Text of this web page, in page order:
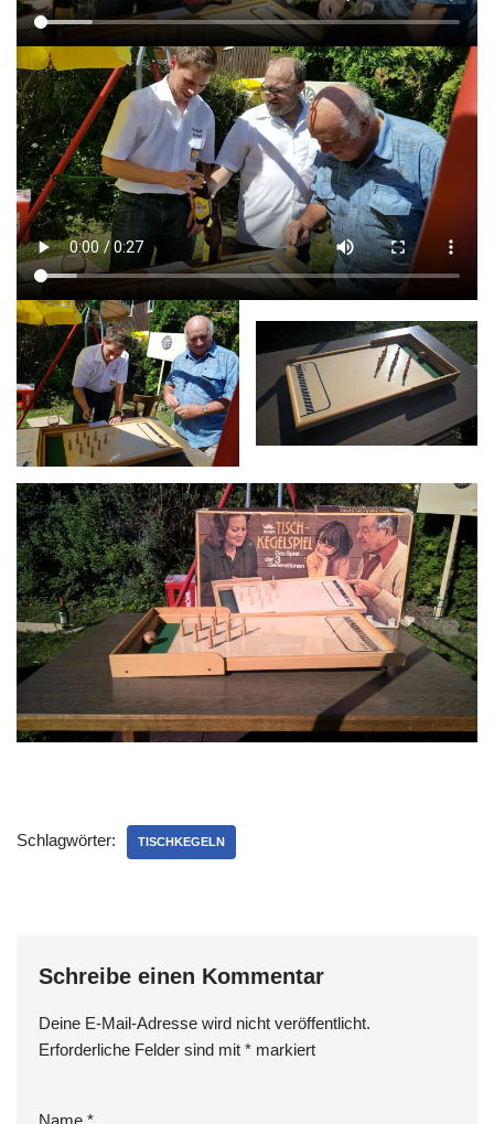
Schlagwörter: TISCHKEGELN
Schreibe einen Kommentar
Deine E-Mail-Adresse wird nicht veröffentlicht.
Erforderliche Felder sind mit * markiert